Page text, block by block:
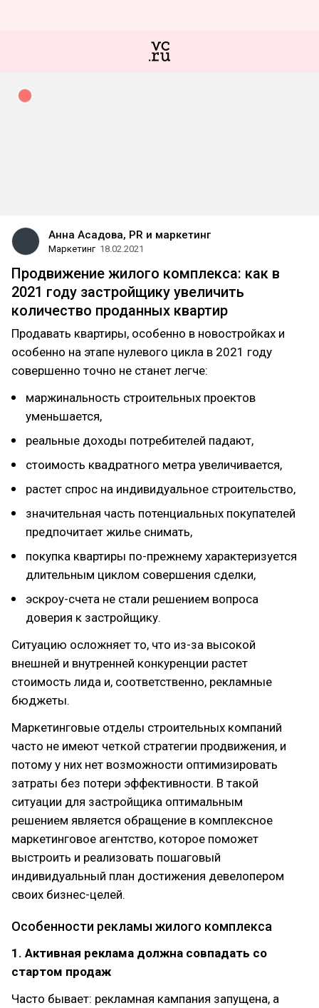
Анна Асадова, PR и маркетинг
Маркетинг 18.02.2021
Продвижение жилого комплекса: как в
2021 году застройщику увеличить
количество проданных квартир
Продавать квартиры, особенно в новостройках и
особенно на этапе нулевого цикла в 2021 году
совершенно точно не станет легче:
маржинальность строительных проектов
уменьшается,
реальные доходы потребителей падают,
стоимость квадратного метра увеличивается,
растет спрос на индивидуальное строительство,
значительная часть потенциальных покупателей
предпочитает жилье снимать,
покупка квартиры по-прежнему характеризуется
длительным циклом совершения сделки,
эскроу-счета не стали решением вопроса
доверия к застройщику.
Ситуацию осложняет то, что из-за высокой
внешней и внутренней конкуренции растет
стоимость лида и, соответственно, рекламные
бюджеты.
Маркетинговые отделы строительных компаний
часто не имеют четкой стратегии продвижения, и
потому у них нет возможности оптимизировать
затраты без потери эффективности. В такой
ситуации для застройщика оптимальным
решением является обращение в комплексное
маркетинговое агентство, которое поможет
выстроить и реализовать пошаговый
индивидуальный план достижения девелопером
своих бизнес-целей.
Особенности рекламы жилого комплекса
1. Активная реклама должна совпадать со
стартом продаж
Часто бывает: рекламная кампания запущена, а